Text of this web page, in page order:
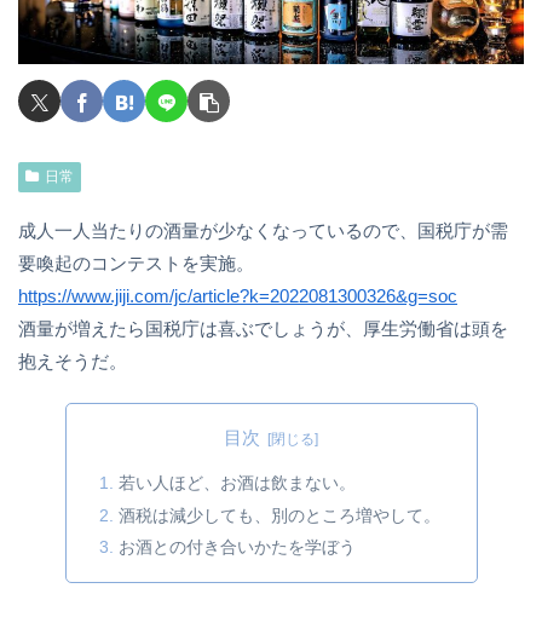
日常
成人一人当たりの酒量が少なくなっているので、国税庁が需
要喚起のコンテストを実施。
https://www.jiji.com/jc/article?k=2022081300326&g=soc
酒量が増えたら国税庁は喜ぶでしょうが、厚生労働省は頭を
抱えそうだ。
目次
若い人ほど、お酒は飲まない。
酒税は減少しても、別のところ増やして。
お酒との付き合いかたを学ぼう